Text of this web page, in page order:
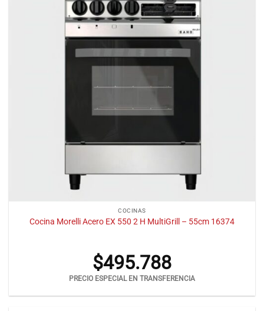
COCINAS
Cocina Morelli Acero EX 550 2 H MultiGrill – 55cm 16374
$495.788
PRECIO ESPECIAL EN TRANSFERENCIA